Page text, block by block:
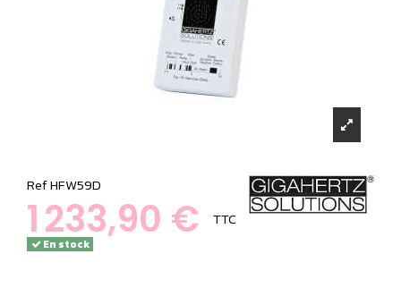
RefHFW59D
1 233,90 € TTC
En stock